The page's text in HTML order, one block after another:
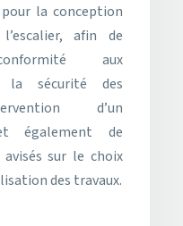
la conception
afin de
aux
la sécurité des
d’un
également de
sur le choix
des travaux.